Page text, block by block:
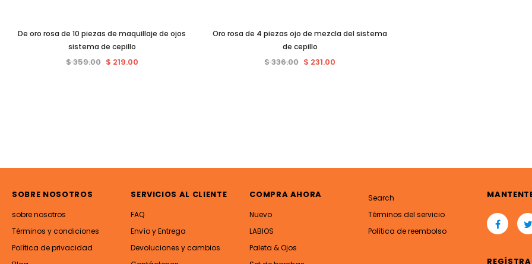
De oro rosa de 10 piezas de maquillaje de ojos
sistema de cepillo
$ 359.00 $ 219.00
Oro rosa de 4 piezas ojo de mezcla del sistema
de cepillo
$ 336.00 $ 231.00
SOBRE NOSOTROS
sobre nosotros
Términos y condiciones
Política de privacidad
SERVICIOS AL CLIENTE
FAQ
Envío y Entrega
Devoluciones y cambios
COMPRA AHORA
Nuevo
LABIOS
Paleta & Ojos
Search
Términos del servicio
Política de reembolso